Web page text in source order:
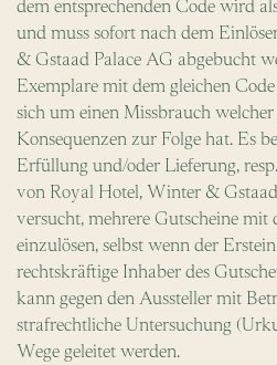
dem entsprechenden Code wird
und muss sofort nach dem
& Gstaad Palace AG abgebucht
Exemplare mit dem gleichen
sich um einen Missbrauch
Konsequenzen zur Folge hat. Es
Erfüllung und/oder Lieferung,
von Royal Hotel, Winter &
versucht, mehrere Gutscheine mit
einzulösen, selbst wenn der
rechtskräftige Inhaber des
kann gegen den Aussteller mit
strafrechtliche Untersuchung
Wege geleitet werden.